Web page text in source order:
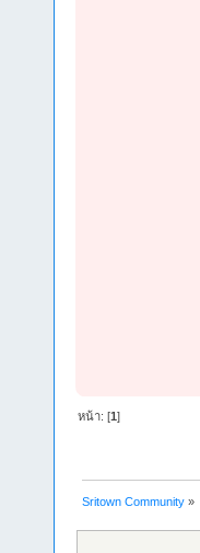
หน้า: [1]
Sritown Community »